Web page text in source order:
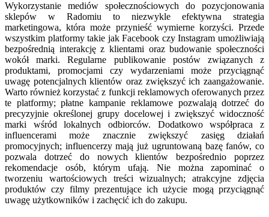
Wykorzystanie mediów społecznościowych do pozycjonowania
sklepów w Radomiu to niezwykle efektywna strategia
marketingowa, która może przynieść wymierne korzyści. Przede
wszystkim platformy takie jak Facebook czy Instagram umożliwiają
bezpośrednią interakcję z klientami oraz budowanie społeczności
wokół marki. Regularne publikowanie postów związanych z
produktami, promocjami czy wydarzeniami może przyciągnąć
uwagę potencjalnych klientów oraz zwiększyć ich zaangażowanie.
Warto również korzystać z funkcji reklamowych oferowanych przez
te platformy; płatne kampanie reklamowe pozwalają dotrzeć do
precyzyjnie określonej grupy docelowej i zwiększyć widoczność
marki wśród lokalnych odbiorców. Dodatkowo współpraca z
influencerami może znacznie zwiększyć zasięg działań
promocyjnych; influencerzy mają już ugruntowaną bazę fanów, co
pozwala dotrzeć do nowych klientów bezpośrednio poprzez
rekomendacje osób, którym ufają. Nie można zapominać o
tworzeniu wartościowych treści wizualnych; atrakcyjne zdjęcia
produktów czy filmy prezentujące ich użycie mogą przyciągnąć
uwagę użytkowników i zachęcić ich do zakupu.